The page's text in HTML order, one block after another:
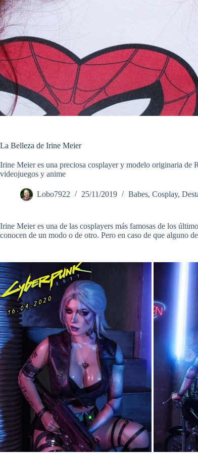
La Belleza de Irine Meier
Irine Meier es una preciosa cosplayer y modelo originaria de
videojuegos y anime
Lobo7922 25/11/2019 Babes, Cosplay,
Irine Meier es una de las cosplayers más famosas de los
conocen de un modo o de otro. Pero en caso de que alguno